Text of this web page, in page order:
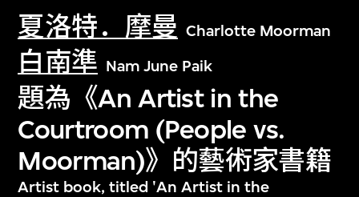
夏洛特．摩曼 Charlotte Moorman
白南準 Nam June Paik
題為《An Artist in the
Courtroom (People vs.
Moorman)》的藝術家書籍
Artist book, titled 'An Artist in the
文化藏品。